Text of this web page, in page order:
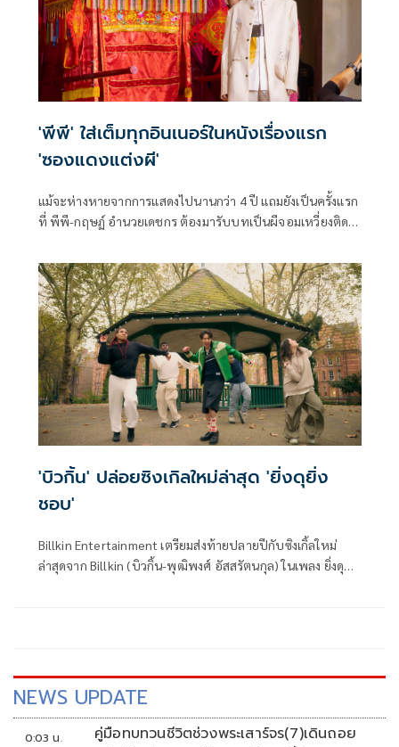
'พีพี' ใส่เต็มทุกอินเนอร์ในหนังเรื่องแรก
'ซองแดงแต่งผี'
แม้จะห่างหายจากการแสดงไปนานกว่า 4 ปี แถมยังเป็นครั้งแรก
ที่ พีพี-กฤษฏ์ อำนวยเดชกร ต้องมารับบทเป็นผีจอมเหวี่ยงติด
มือกับ Billkin Entertainment และ PP Krit Entertainment
เจ้าตัวก็พร้อมสู้สุดพลังใส่เต็มทุกอินเนอร์ เพื่อสร้างรอยยิ้มและ
เสียงหัวเราะให้กับคนดู ร่วมกับคู่ซี้อย่าง บิวกิ้น-พุฒิพงศ์ อัสส
รัตนกุล งานนี้รับประกันความฮาวายป่วงแบบไม่อั้น!
'บิวกิ้น' ปล่อยซิงเกิลใหม่ล่าสุด 'ยิ่งดุยิ่ง
ชอบ'
Billkin Entertainment เตรียมส่งท้ายปลายปีกับซิงเกิ้ลใหม่
ล่าสุดจาก Billkin (บิวกิ้น-พุฒิพงศ์ อัสสรัตนกุล) ในเพลง ยิ่งดุยิ่ง
NEWS UPDATE
0:03 น.
คู่มือทบทวนชีวิตช่วงพระเสาร์จร(7)เดินถอย